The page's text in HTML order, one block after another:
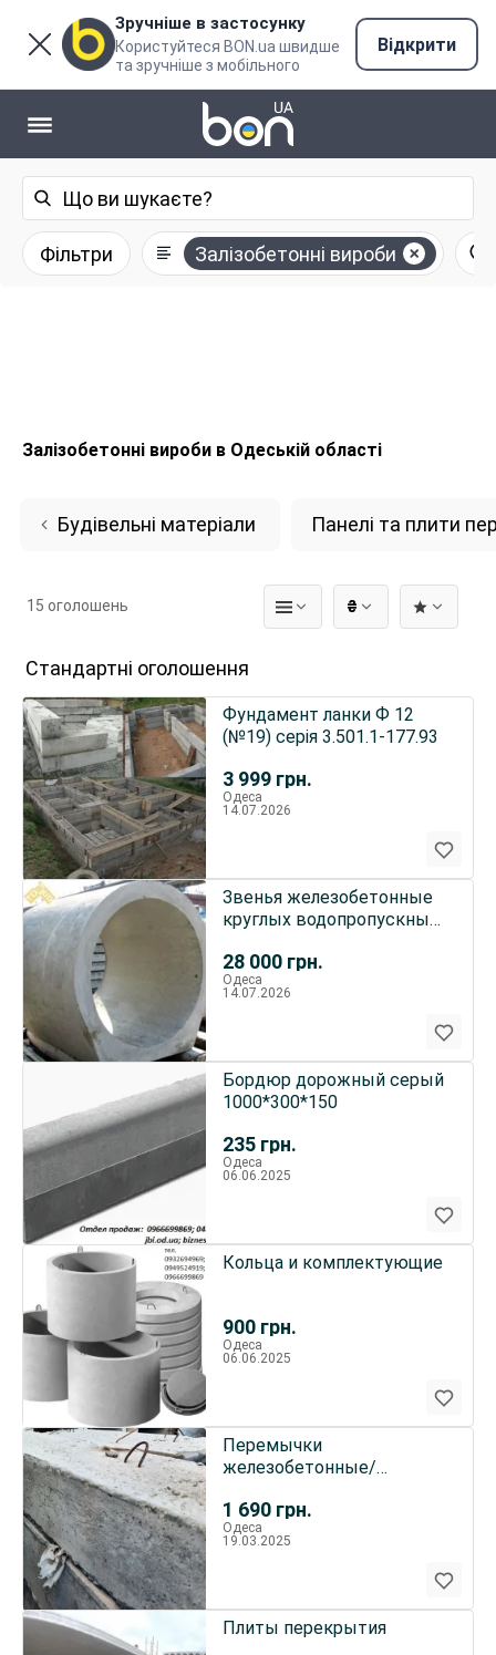
Зручніше в застосунку
Користуйтеся BON.ua швидше
та зручніше з мобільного
Відкрити
Фільтри Залізобетонні вироби
Залізобетонні вироби в Одеській області
Будівельні матеріали Панелі та плити
₴
15 оголошень
Стандартні оголошення
3 999 грн.
Фундамент ланки Ф 12
(№19) серія 3.501.1-177.93
Одеса
14.07.2026
28 000 грн.
Звенья железобетонные
круглых водопропускных
Одеса
14.07.2026
235 грн.
Бордюр дорожный серый
1000*300*150
Одеса
06.06.2025
900 грн.
Кольца и комплектующие
Одеса
06.06.2025
1 690 грн.
Перемычки
железобетонные/
Одеса
19.03.2025
Плиты перекрытия